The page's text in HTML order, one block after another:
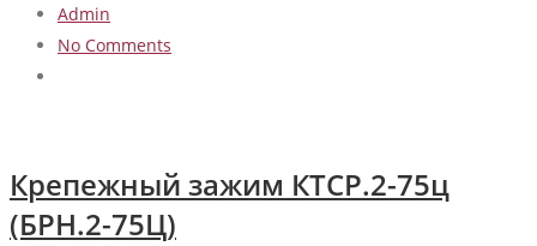
Admin
No Comments
Крепежный зажим КТСР.2-75ц
(БРН.2-75Ц)